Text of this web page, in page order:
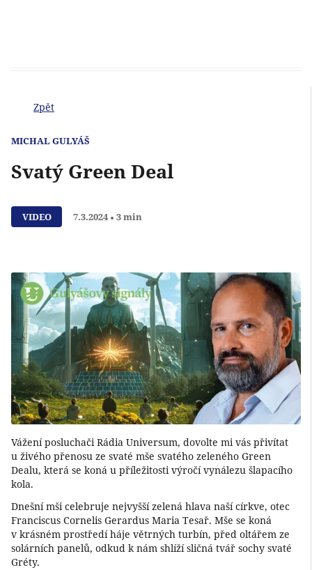
Zpět
MICHAL GULYÁŠ
Svatý Green Deal
VIDEO 7.3.2024 3 min
Vážení posluchači Rádia Universum, dovolte mi vás přivítat
u živého přenosu ze svaté mše svatého zeleného Green
Dealu, která se koná u příležitosti výročí vynálezu šlapacího
kola.
Dnešní mši celebruje nejvyšší zelená hlava naší církve, otec
Franciscus Cornelis Gerardus Maria Tesař. Mše se koná
v krásném prostředí háje větrných turbín, před oltářem ze
solárních panelů, odkud k nám shlíží sličná tvář sochy svaté
Gréty.